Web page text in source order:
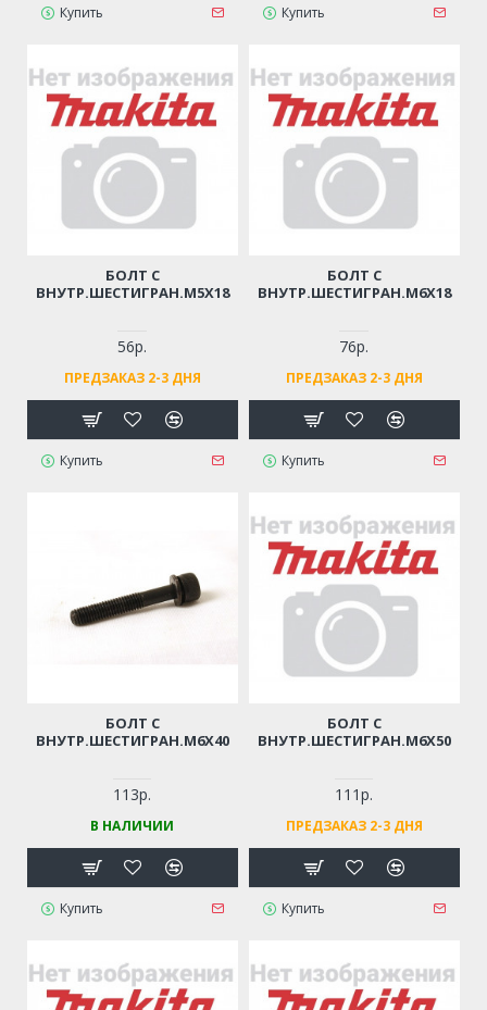
Купить Купить
БОЛТ С
ВНУТР.ШЕСТИГРАН.М5Х18
56р.
ПРЕДЗАКАЗ 2-3 ДНЯ
Купить
БОЛТ С
ВНУТР.ШЕСТИГРАН.М6Х18
76р.
ПРЕДЗАКАЗ 2-3 ДНЯ
Купить
БОЛТ С
ВНУТР.ШЕСТИГРАН.М6Х40
113р.
В НАЛИЧИИ
Купить
БОЛТ С
ВНУТР.ШЕСТИГРАН.М6Х50
111р.
ПРЕДЗАКАЗ 2-3 ДНЯ
Купить